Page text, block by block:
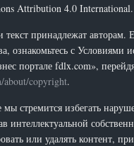
Attribution 4.0 International.
текст принадлежат
ознакомьтесь с Условиями
портале fdlx.com»,
copyright.
мы стремится избегать
интеллектуальной
или удалять контент,